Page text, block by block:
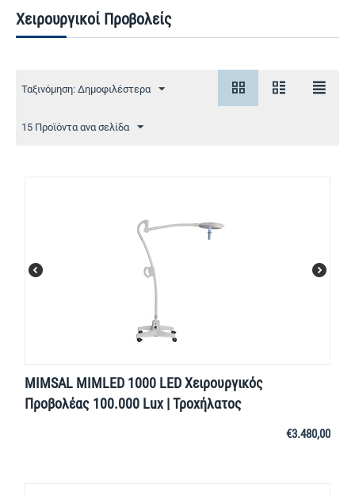
Χειρουργικοί Προβολείς
Ταξινόμηση: Δημοφιλέστερα
15 Προϊόντα ανα σελίδα
MIMSAL MIMLED 1000 LED Χειρουργικός
Προβολέας 100.000 Lux | Τροχήλατος
€3.480,00